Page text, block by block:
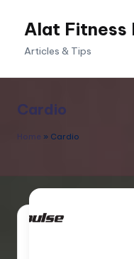
Alat Fitness
Articles & Tips
Cardio
Home » Cardio